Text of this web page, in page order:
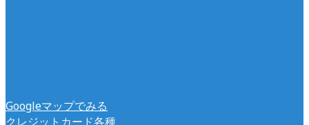
Googleマップでみる
クレジットカード各種